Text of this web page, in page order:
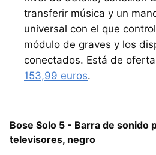
transferir música y un
universal con el que
módulo de graves y los
conectados. Está de
153,99 euros.
Bose Solo 5 - Barra de sonido
televisores, negro